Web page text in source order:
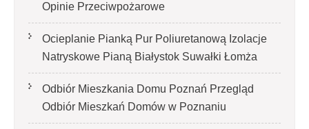
Opinie Przeciwpożarowe
Ocieplanie Pianką Pur Poliuretanową Izolacje
Natryskowe Pianą Białystok Suwałki Łomża
Odbiór Mieszkania Domu Poznań Przegląd
Odbiór Mieszkań Domów w Poznaniu